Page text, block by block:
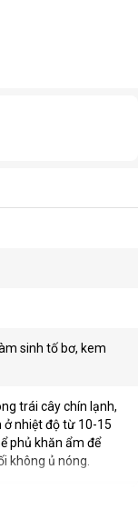
sinh tố bơ, kem
trái cây chín lạnh,
ở nhiệt độ từ 10-15
phủ khăn ẩm để
không ủ nóng.